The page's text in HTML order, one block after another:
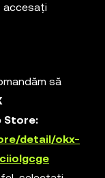
accesați
să
Store:
detail/okx-